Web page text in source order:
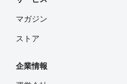
マガジン
ストア
企業情報